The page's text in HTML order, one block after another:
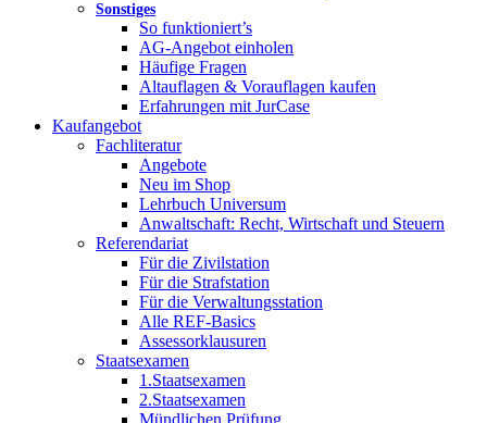
Sonstiges
So funktioniert’s
AG-Angebot einholen
Häufige Fragen
Altauflagen & Vorauflagen kaufen
Erfahrungen mit JurCase
Kaufangebot
Fachliteratur
Angebote
Neu im Shop
Lehrbuch Universum
Anwaltschaft: Recht, Wirtschaft und Steuern
Referendariat
Für die Zivilstation
Für die Strafstation
Für die Verwaltungsstation
Alle REF-Basics
Assessorklausuren
Staatsexamen
1.Staatsexamen
2.Staatsexamen
Mündlichen Prüfung